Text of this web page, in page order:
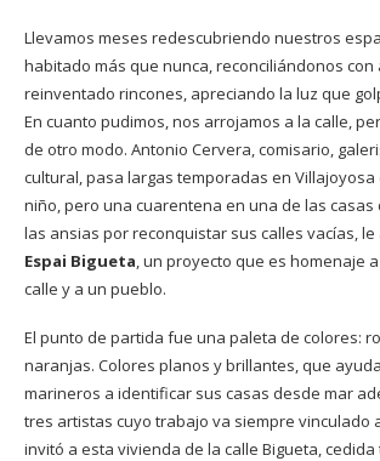
Llevamos meses redescubriendo nuestros
habitado más que nunca, reconciliándonos con
reinventado rincones, apreciando la luz que
En cuanto pudimos, nos arrojamos a la calle,
de otro modo. Antonio Cervera, comisario,
cultural, pasa largas temporadas en
niño, pero una cuarentena en una de las casas
las ansias por reconquistar sus calles vacías,
Espai Bigueta, un proyecto que es homenaje
calle y a un pueblo.
El punto de partida fue una paleta de colores:
naranjas. Colores planos y brillantes, que
marineros a identificar sus casas desde mar
tres artistas cuyo trabajo va siempre vinculado
invitó a esta vivienda de la calle Bigueta,